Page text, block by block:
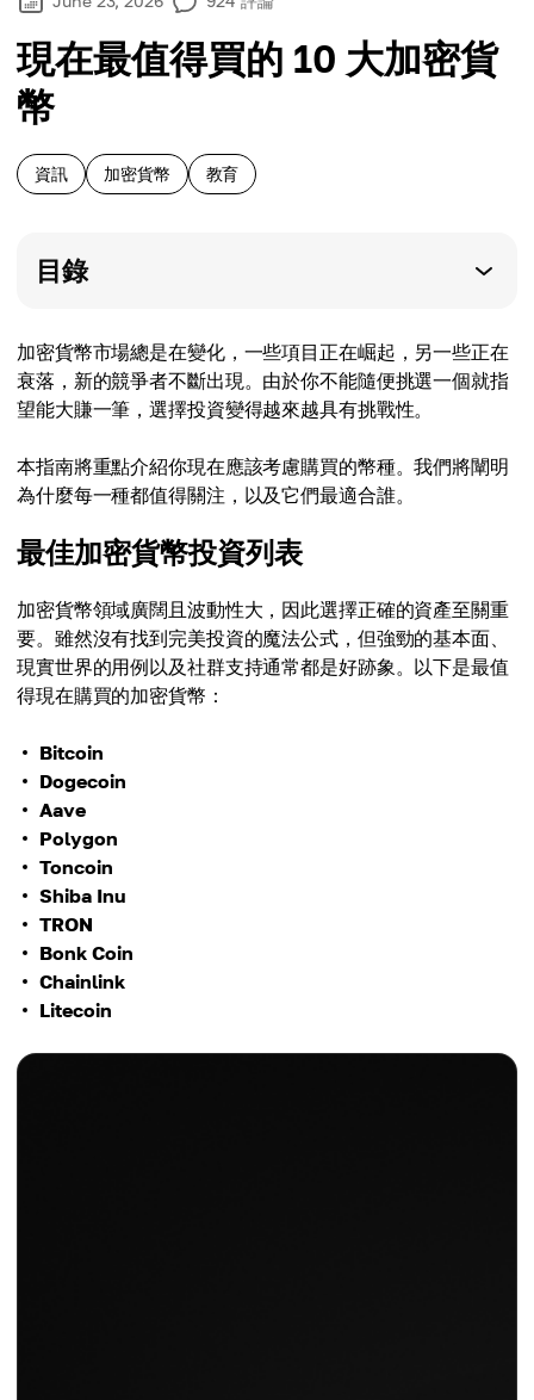
現在最值得買的 10 大加密貨
幣
資訊 加密貨幣 教育
目錄
加密貨幣市場總是在變化，一些項目正在崛起，另一些正在
衰落，新的競爭者不斷出現。由於你不能隨便挑選一個就指
望能大賺一筆，選擇投資變得越來越具有挑戰性。
本指南將重點介紹你現在應該考慮購買的幣種。我們將闡明
為什麼每一種都值得關注，以及它們最適合誰。
最佳加密貨幣投資列表
加密貨幣領域廣闊且波動性大，因此選擇正確的資產至關重
要。雖然沒有找到完美投資的魔法公式，但強勁的基本面、
現實世界的用例以及社群支持通常都是好跡象。以下是最值
得現在購買的加密貨幣：
Bitcoin
Dogecoin
Aave
Polygon
Toncoin
Shiba Inu
TRON
Bonk Coin
Chainlink
Litecoin